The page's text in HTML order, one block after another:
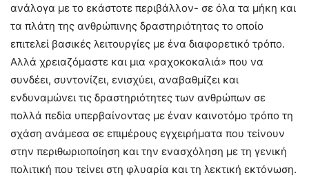
ανάλογα με το εκάστοτε περιβάλλον- σε όλα τα μήκη και
τα πλάτη της ανθρώπινης δραστηριότητας το οποίο
επιτελεί βασικές λειτουργίες με ένα διαφορετικό τρόπο.
Αλλά χρειαζόμαστε και μια «ραχοκοκαλιά» που να
συνδέει, συντονίζει, ενισχύει, αναβαθμίζει και
ενδυναμώνει τις δραστηριότητες των ανθρώπων σε
πολλά πεδία υπερβαίνοντας με έναν καινοτόμο τρόπο τη
σχάση ανάμεσα σε επιμέρους εγχειρήματα που τείνουν
στην περιθωριοποίηση και την ενασχόληση με τη γενική
πολιτική που τείνει στη φλυαρία και τη λεκτική εκτόνωση.